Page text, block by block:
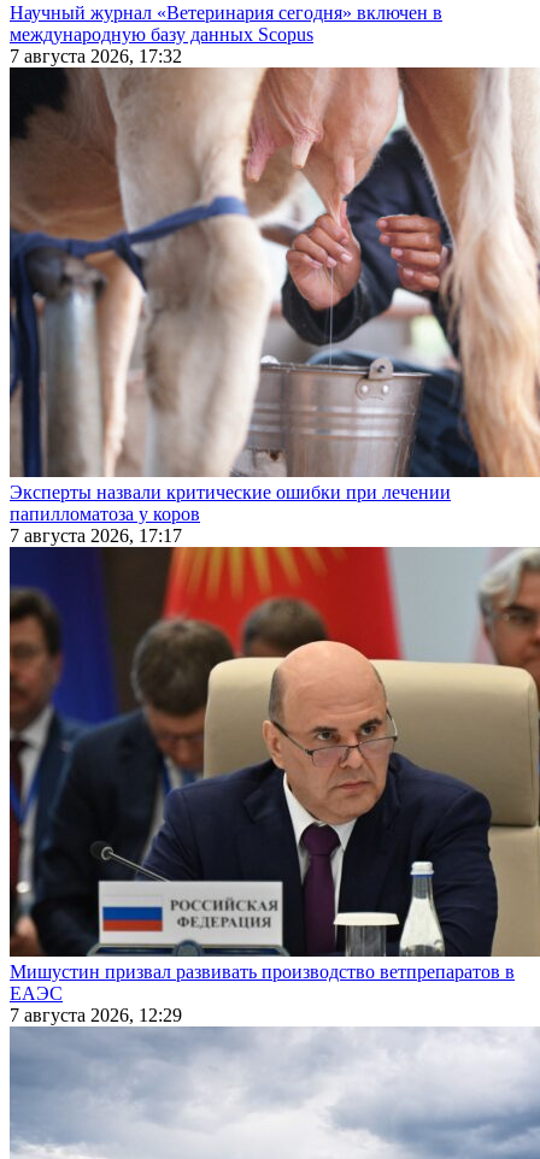
Научный журнал «Ветеринария сегодня» включен в
международную базу данных Scopus
7 августа 2026, 17:32
Эксперты назвали критические ошибки при лечении
папилломатоза у коров
7 августа 2026, 17:17
Мишустин призвал развивать производство ветпрепаратов в
ЕАЭС
7 августа 2026, 12:29